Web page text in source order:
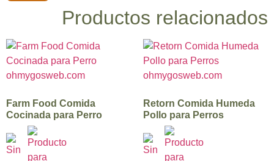
Productos relacionados
Farm Food Comida
Cocinada para Perro
Retorn Comida Humeda
Pollo para Perros